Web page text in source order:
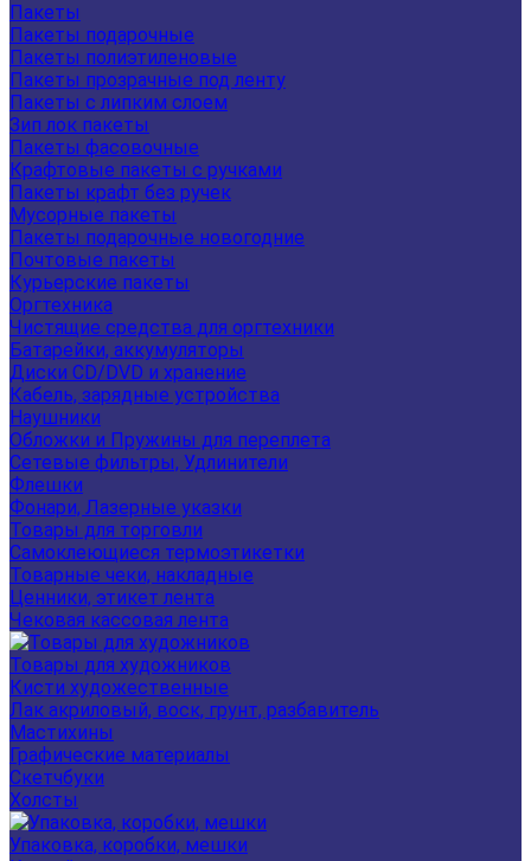
Пакеты
Пакеты подарочные
Пакеты полиэтиленовые
Пакеты прозрачные под ленту
Пакеты с липким слоем
Зип лок пакеты
Пакеты фасовочные
Крафтовые пакеты с ручками
Пакеты крафт без ручек
Мусорные пакеты
Пакеты подарочные новогодние
Почтовые пакеты
Курьерские пакеты
Оргтехника
Чистящие средства для оргтехники
Батарейки, аккумуляторы
Диски CD/DVD и хранение
Кабель, зарядные устройства
Наушники
Обложки и Пружины для переплета
Сетевые фильтры, Удлинители
Флешки
Фонари, Лазерные указки
Товары для торговли
Самоклеющиеся термоэтикетки
Товарные чеки, накладные
Ценники, этикет лента
Чековая кассовая лента
Товары для художников
Кисти художественные
Лак акриловый, воск, грунт, разбавитель
Мастихины
Графические материалы
Скетчбуки
Холсты
Упаковка, коробки, мешки